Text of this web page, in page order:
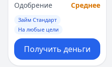
Одобрение
Среднее
Займ Стандарт
На любые цели
Получить деньги